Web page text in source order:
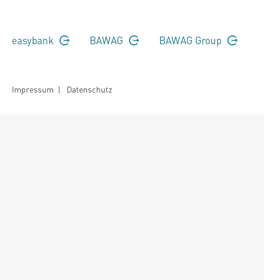
easybank BAWAG BAWAG Group
Impressum | Datenschutz